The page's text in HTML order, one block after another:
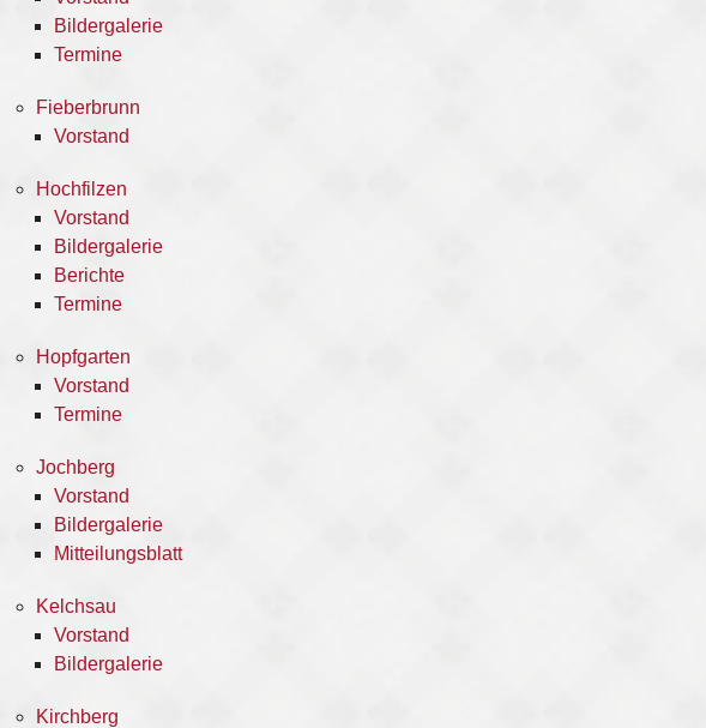
Bildergalerie
Termine
Fieberbrunn
Vorstand
Hochfilzen
Vorstand
Bildergalerie
Berichte
Termine
Hopfgarten
Vorstand
Termine
Jochberg
Vorstand
Bildergalerie
Mitteilungsblatt
Kelchsau
Vorstand
Bildergalerie
Kirchberg